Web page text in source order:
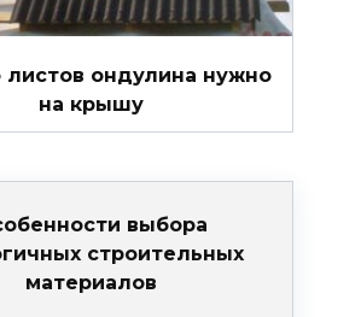
листов ондулина нужно
на крышу
выбора
строительных
материалов